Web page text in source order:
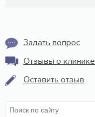
Задать вопрос
Отзывы о клинике
Оставить отзыв